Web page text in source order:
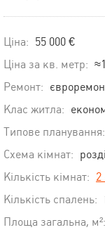
Ціна: 55 000 €
Ціна за кв. метр:
Ремонт:
Клас житла:
Типове планування:
Схема кімнат:
Кількість кімнат: 2
Кількість спалень:
Площа загальна, м²: